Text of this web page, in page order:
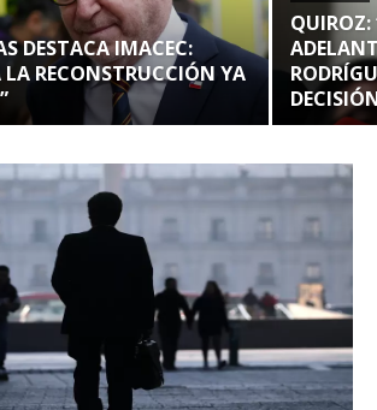
DESTACA IMACEC:
RECONSTRUCCIÓN YA
QUIROZ: